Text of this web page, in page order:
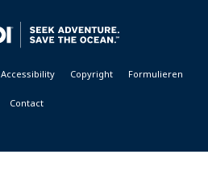
Accessibility Copyright Formulieren
Contact